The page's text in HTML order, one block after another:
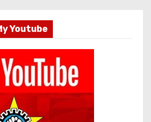
Youtube